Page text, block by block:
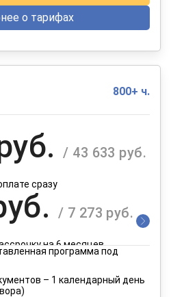
о тарифах
800+ ч.
/ 43 633 руб.
сразу
/ 7 273 руб.
на 6 месяцев
/ 3 637 руб.
программа под
– 1 календарный день